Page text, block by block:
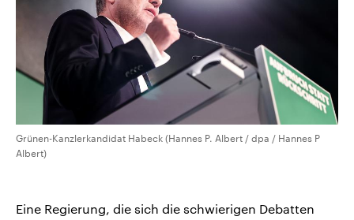
Grünen-Kanzlerkandidat Habeck (Hannes P. Albert / dpa / Hannes P
Albert)
Eine Regierung, die sich die schwierigen Debatten